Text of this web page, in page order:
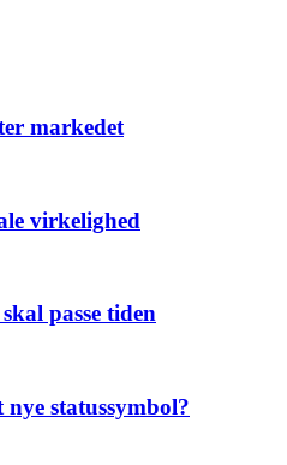
markedet
virkelighed
passe tiden
statussymbol?